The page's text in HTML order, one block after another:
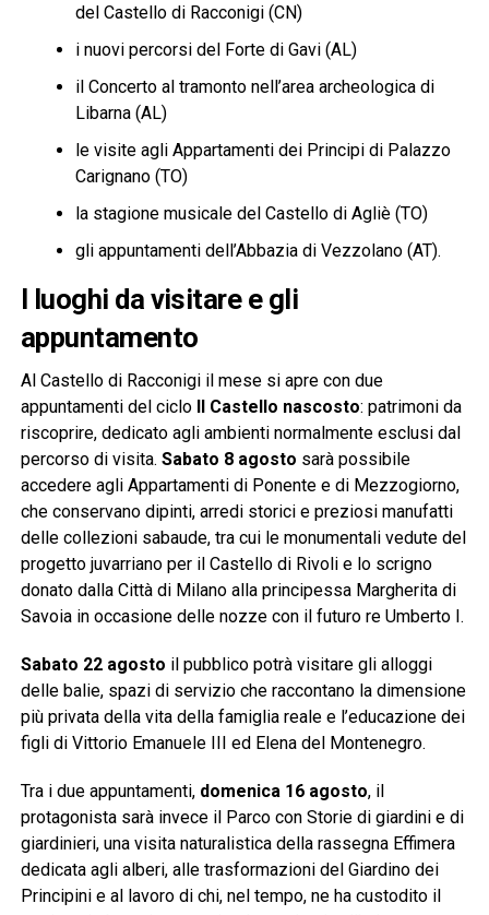
del Castello di Racconigi (CN)
i nuovi percorsi del Forte di Gavi (AL)
il Concerto al tramonto nell’area archeologica di
Libarna (AL)
le visite agli Appartamenti dei Principi di Palazzo
Carignano (TO)
la stagione musicale del Castello di Agliè (TO)
gli appuntamenti dell’Abbazia di Vezzolano (AT).
I luoghi da visitare e gli
appuntamento
Al Castello di Racconigi il mese si apre con due
appuntamenti del ciclo Il Castello nascosto: patrimoni da
riscoprire, dedicato agli ambienti normalmente esclusi dal
percorso di visita. Sabato 8 agosto sarà possibile
accedere agli Appartamenti di Ponente e di Mezzogiorno,
che conservano dipinti, arredi storici e preziosi manufatti
delle collezioni sabaude, tra cui le monumentali vedute del
progetto juvarriano per il Castello di Rivoli e lo scrigno
donato dalla Città di Milano alla principessa Margherita di
Savoia in occasione delle nozze con il futuro re Umberto I.
Sabato 22 agosto il pubblico potrà visitare gli alloggi
delle balie, spazi di servizio che raccontano la dimensione
più privata della vita della famiglia reale e l’educazione dei
figli di Vittorio Emanuele III ed Elena del Montenegro.
Tra i due appuntamenti, domenica 16 agosto, il
protagonista sarà invece il Parco con Storie di giardini e di
giardinieri, una visita naturalistica della rassegna Effimera
dedicata agli alberi, alle trasformazioni del Giardino dei
Principini e al lavoro di chi, nel tempo, ne ha custodito il